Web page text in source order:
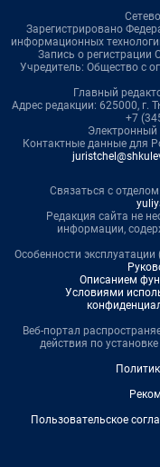
Зарегистрировано
информационных
Запись о
Учредитель: Общество с
Главный
Адрес редакции: 625000, г.
+7
Электронный
Контактные данные для
Связаться с
Редакция сайта не
информации,
Особенности
Описанием
Условиями
Веб-портал
действия по
Пользовательское